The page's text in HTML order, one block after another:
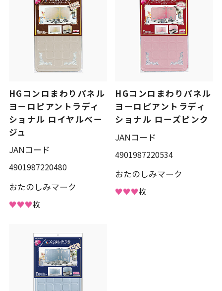
HGコンロまわりパネル
ヨーロピアントラディ
ショナル ロイヤルベー
ジュ
JANコード
4901987220480
おたのしみマーク
♥♥♥枚
HGコンロまわりパネル
ヨーロピアントラディ
ショナル ローズピンク
JANコード
4901987220534
おたのしみマーク
♥♥♥枚